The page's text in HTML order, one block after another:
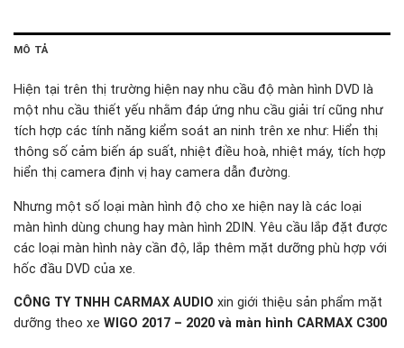
MÔ TẢ
Hiện tại trên thị trường hiện nay nhu cầu độ màn hình DVD là
một nhu cầu thiết yếu nhằm đáp ứng nhu cầu giải trí cũng như
tích hợp các tính năng kiểm soát an ninh trên xe như: Hiển thị
thông số cảm biến áp suất, nhiệt điều hoà, nhiệt máy, tích hợp
hiển thị camera định vị hay camera dẫn đường.
Nhưng một số loại màn hình độ cho xe hiện nay là các loại
màn hình dùng chung hay màn hình 2DIN. Yêu cầu lắp đặt được
các loại màn hình này cần độ, lắp thêm mặt dưỡng phù hợp với
hốc đầu DVD của xe.
CÔNG TY TNHH CARMAX AUDIO xin giới thiệu sản phẩm mặt
dưỡng theo xe WIGO 2017 – 2020 và màn hình CARMAX C300